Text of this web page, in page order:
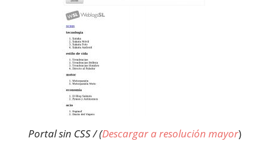
Portal sin CSS / (Descargar a resolución mayor)